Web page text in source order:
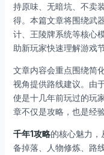
持原味、无暗坑、不卖
得。本篇文章将围绕武
计、王陵牌系统等核心
助新玩家快速理解游戏
文章内容会重点围绕简
视角提供路线建议。由
使是十几年前玩过的玩
章不仅是攻略，也是经
千年1攻略的核心魅力，
备掉落、人物修炼、路